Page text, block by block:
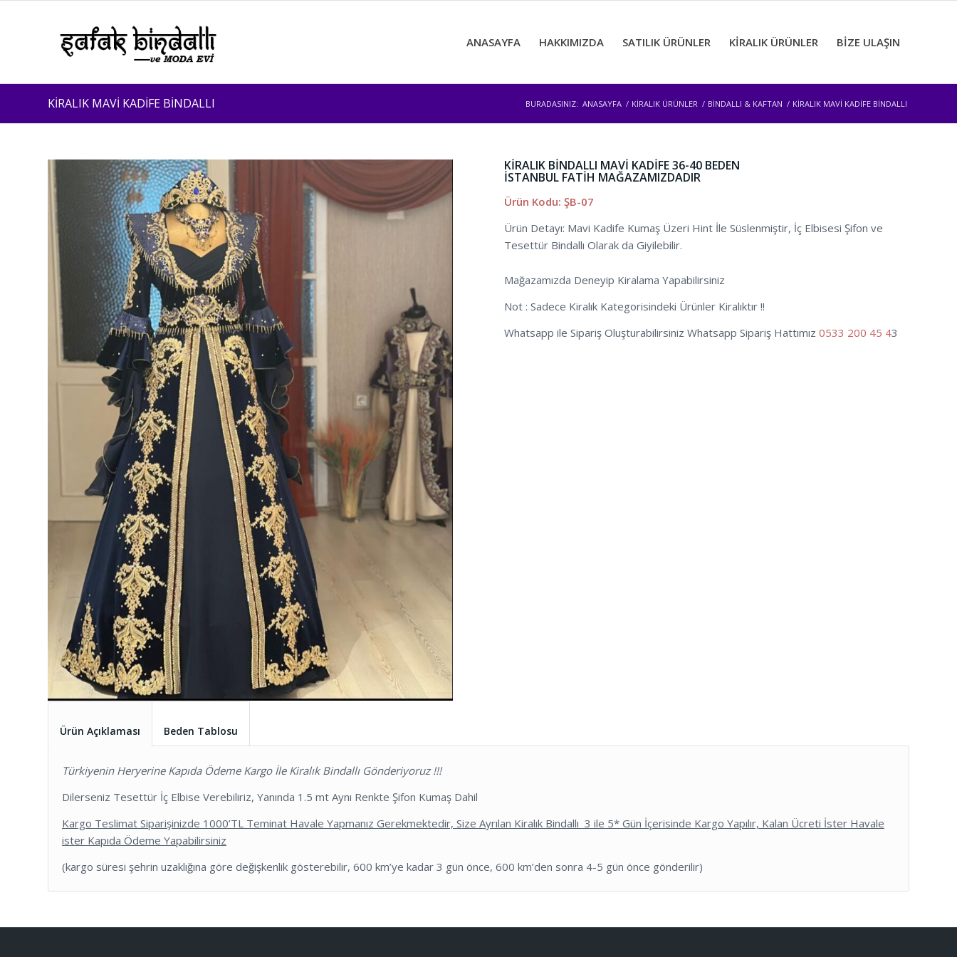
ANASAYFA HAKKIMIZDA SATILIK ÜRÜNLER KİRALIK ÜRÜNLER BİZE ULAŞIN
KİRALIK MAVİ KADİFE BİNDALLI BURADASINIZ: ANASAYFA / KİRALIK ÜRÜNLER / BİNDALLI & KAFTAN / KİRALIK MAVİ KADİFE BİNDALLI
KİRALIK BİNDALLI MAVİ KADİFE 36-40 BEDEN
İSTANBUL FATİH MAĞAZAMIZDADIR
Ürün Kodu: ŞB-07
Ürün Detayı: Mavi Kadife Kumaş Üzeri Hint İle Süslenmiştir, İç Elbisesi Şifon ve
Tesettür Bindallı Olarak da Giyilebilir.
Mağazamızda Deneyip Kiralama Yapabilirsiniz
Not : Sadece Kiralık Kategorisindeki Ürünler Kiralıktır !!
Whatsapp ile Sipariş Oluşturabilirsiniz Whatsapp Sipariş Hattımız0533 200 45 43
Ürün Açıklaması Beden Tablosu
Türkiyenin Heryerine Kapıda Ödeme Kargo İle Kiralık Bindallı Gönderiyoruz !!!
Dilerseniz Tesettür İç Elbise Verebiliriz, Yanında 1.5 mt Aynı Renkte Şifon Kumaş Dahil
Kargo Teslimat Siparişinizde 1000’TL Teminat Havale Yapmanız Gerekmektedir, Size Ayrılan Kiralık Bindallı 3 ile 5* Gün İçerisinde Kargo Yapılır, Kalan Ücreti İster Havale
ister Kapıda Ödeme Yapabilirsiniz
(kargo süresi şehrin uzaklığına göre değişkenlik gösterebilir, 600 km’ye kadar 3 gün önce, 600 km’den sonra 4-5 gün önce gönderilir)